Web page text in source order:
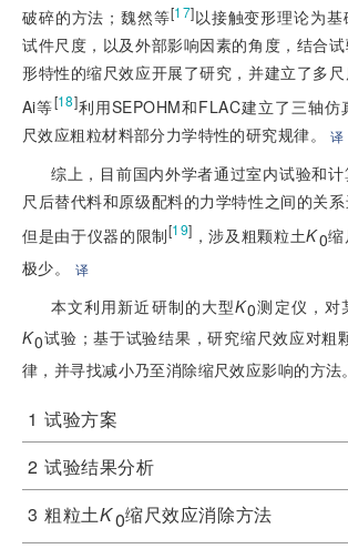
破碎的方法；魏然等[17]以接触变形理论为基
试件尺度，以及外部影响因素的角度，结合
形特性的缩尺效应开展了研究，并建立了多尺
Ai等[18]利用SEPOHM和FLAC建立了三轴
尺效应粗粒材料部分力学特性的研究规律。译
综上，目前国内外学者通过室内试验和
尺后替代料和原级配料的力学特性之间的关系
但是由于仪器的限制[19] ，涉及粗颗粒土K0
极少。
译
本文利用新近研制的大型K0测定仪，对
K0试验；基于试验结果，研究缩尺效应对粗
律，并寻找减小乃至消除缩尺效应影响的方
1 试验方案
2 试验结果分析
3 粗粒土K0缩尺效应消除方法